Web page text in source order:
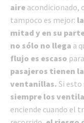
aire acondicionado,
tampoco es mejor:
mitad y en su
no sólo no llega a
flujo es escaso
pasajeros tienen
ventanillas. Si esto
siempre los
enciende cuando el